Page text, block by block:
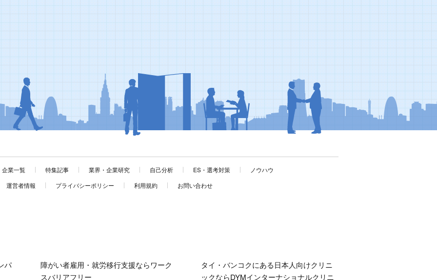
企業一覧 特集記事 業界・企業研究 自己分析 ES・選考対策
ノウハウ
運営者情報
プライバシーポリシー 利用規約 お問い合わせ
パ
障がい者雇用・就労移行支援ならワーク
スバリアフリー
タイ・バンコクにある日本人向けクリニ
ックならDYMインターナショナルクリニ